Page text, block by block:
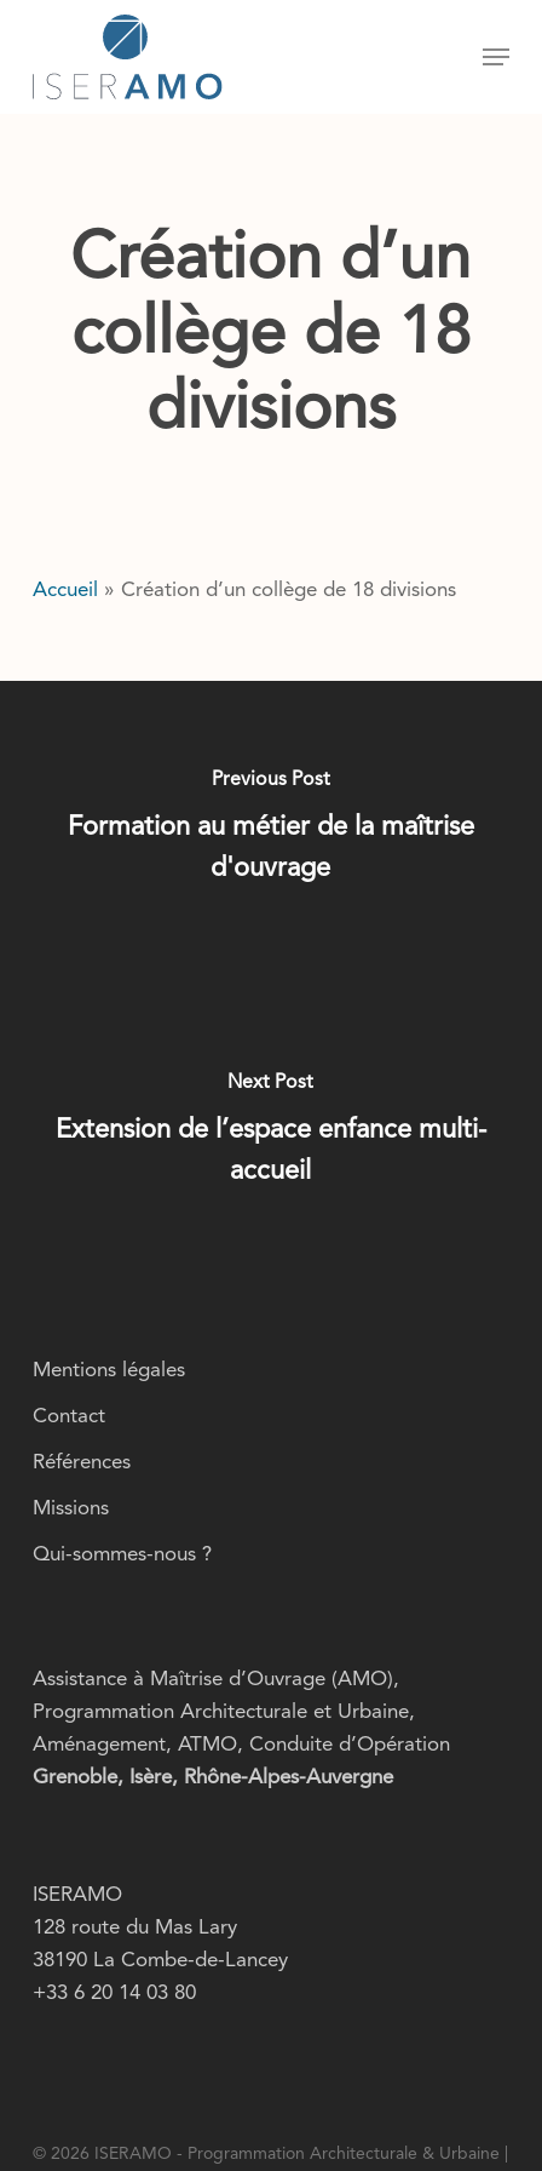
Menu
Création d’un
collège de 18
divisions
Accueil » Création d’un collège de 18 divisions
Previous Post
Formation au métier de la maîtrise
d'ouvrage
Next Post
Extension de l’espace enfance multi-
accueil
Mentions légales
Contact
Références
Missions
Qui-sommes-nous ?
Assistance à Maîtrise d’Ouvrage (AMO),
Programmation Architecturale et Urbaine,
Aménagement, ATMO, Conduite d’Opération
Grenoble, Isère, Rhône-Alpes-Auvergne
ISERAMO
128 route du Mas Lary
38190 La Combe-de-Lancey
+33 6 20 14 03 80
© 2026 ISERAMO - Programmation Architecturale & Urbaine |